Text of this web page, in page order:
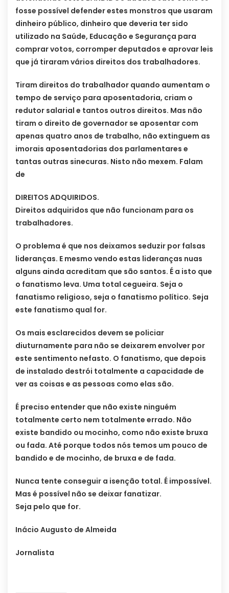
fosse possível defender estes monstros que usaram
dinheiro público, dinheiro que deveria ter sido
utilizado na Saúde, Educação e Segurança para
comprar votos, corromper deputados e aprovar leis
que já tiraram vários direitos dos trabalhadores.
Tiram direitos do trabalhador quando aumentam o
tempo de serviço para aposentadoria, criam o
redutor salarial e tantos outros direitos. Mas não
tiram o direito de governador se aposentar com
apenas quatro anos de trabalho, não extinguem as
imorais aposentadorias dos parlamentares e
tantas outras sinecuras. Nisto não mexem. Falam
de
DIREITOS ADQUIRIDOS.
Direitos adquiridos que não funcionam para os
trabalhadores.
O problema é que nos deixamos seduzir por falsas
lideranças. E mesmo vendo estas lideranças nuas
alguns ainda acreditam que são santos. É a isto que
o fanatismo leva. Uma total cegueira. Seja o
fanatismo religioso, seja o fanatismo político. Seja
este fanatismo qual for.
Os mais esclarecidos devem se policiar
diuturnamente para não se deixarem envolver por
este sentimento nefasto. O fanatismo, que depois
de instalado destrói totalmente a capacidade de
ver as coisas e as pessoas como elas são.
É preciso entender que não existe ninguém
totalmente certo nem totalmente errado. Não
existe bandido ou mocinho, como não existe bruxa
ou fada. Até porque todos nós temos um pouco de
bandido e de mocinho, de bruxa e de fada.
Nunca tente conseguir a isenção total. É impossível.
Mas é possível não se deixar fanatizar.
Seja pelo que for.
Inácio Augusto de Almeida
Jornalista